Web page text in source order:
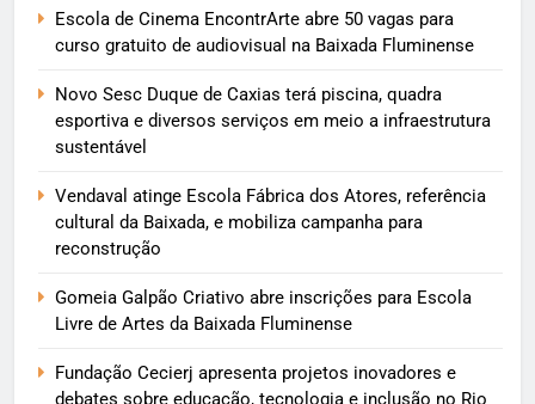
Escola de Cinema EncontrArte abre 50 vagas para
curso gratuito de audiovisual na Baixada Fluminense
Novo Sesc Duque de Caxias terá piscina, quadra
esportiva e diversos serviços em meio a infraestrutura
sustentável
Vendaval atinge Escola Fábrica dos Atores, referência
cultural da Baixada, e mobiliza campanha para
reconstrução
Gomeia Galpão Criativo abre inscrições para Escola
Livre de Artes da Baixada Fluminense
Fundação Cecierj apresenta projetos inovadores e
debates sobre educação, tecnologia e inclusão no Rio